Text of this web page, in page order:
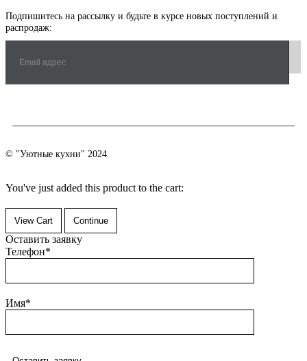
Подпишитесь на рассылку и будьте в курсе новых поступлений и
распродаж:
© "Уютные кухни" 2024
You've just added this product to the cart:
View Cart Continue
Оставить заявку
Телефон*
Имя*